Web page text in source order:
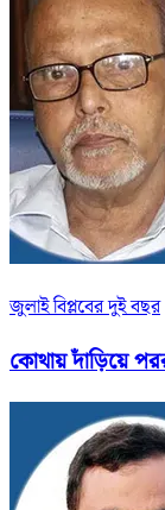
জুলাই বিপ্লবের দুই বছর
কোথায় দাঁড়িয়ে